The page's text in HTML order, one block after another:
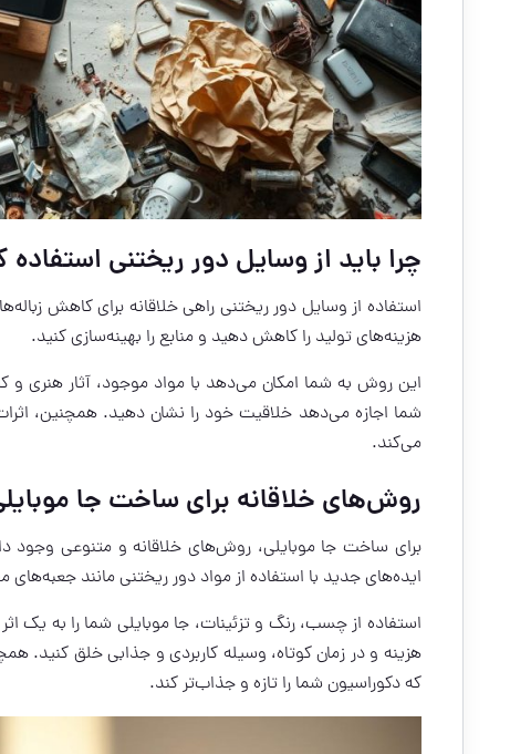
چرا باید از وسایل دور ریختنی استفاده
استفاده از وسایل دور ریختنی راهی خلاقانه برای کاهش
هزینه‌های تولید را کاهش دهید و منابع را بهینه‌سازی کنید.
این روش به شما امکان می‌دهد با مواد موجود، آثار هنری و
شما اجازه می‌دهد خلاقیت خود را نشان دهید. همچنین،
می‌کند.
روش‌های خلاقانه برای ساخت جا
برای ساخت جا موبایلی، روش‌های خلاقانه و متنوعی وجود
ایده‌های جدید با استفاده از مواد دور ریختنی مانند
استفاده از چسب، رنگ و تزئینات، جا موبایلی شما را به یک
هزینه و در زمان کوتاه، وسیله کاربردی و جذابی خلق کنید.
که دکوراسیون شما را تازه و جذاب‌تر کند.